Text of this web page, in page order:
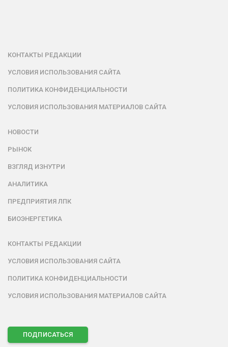
КОНТАКТЫ РЕДАКЦИИ
УСЛОВИЯ ИСПОЛЬЗОВАНИЯ САЙТА
ПОЛИТИКА КОНФИДЕНЦИАЛЬНОСТИ
УСЛОВИЯ ИСПОЛЬЗОВАНИЯ МАТЕРИАЛОВ САЙТА
НОВОСТИ
РЫНОК
ВЗГЛЯД ИЗНУТРИ
АНАЛИТИКА
ПРЕДПРИЯТИЯ ЛПК
БИОЭНЕРГЕТИКА
КОНТАКТЫ РЕДАКЦИИ
УСЛОВИЯ ИСПОЛЬЗОВАНИЯ САЙТА
ПОЛИТИКА КОНФИДЕНЦИАЛЬНОСТИ
УСЛОВИЯ ИСПОЛЬЗОВАНИЯ МАТЕРИАЛОВ САЙТА
ПОДПИСАТЬСЯ